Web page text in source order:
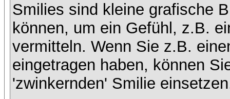
Smilies sind kleine grafische
können, um ein Gefühl, z.B.
vermitteln. Wenn Sie z.B.
eingetragen haben, können
'zwinkernden' Smilie